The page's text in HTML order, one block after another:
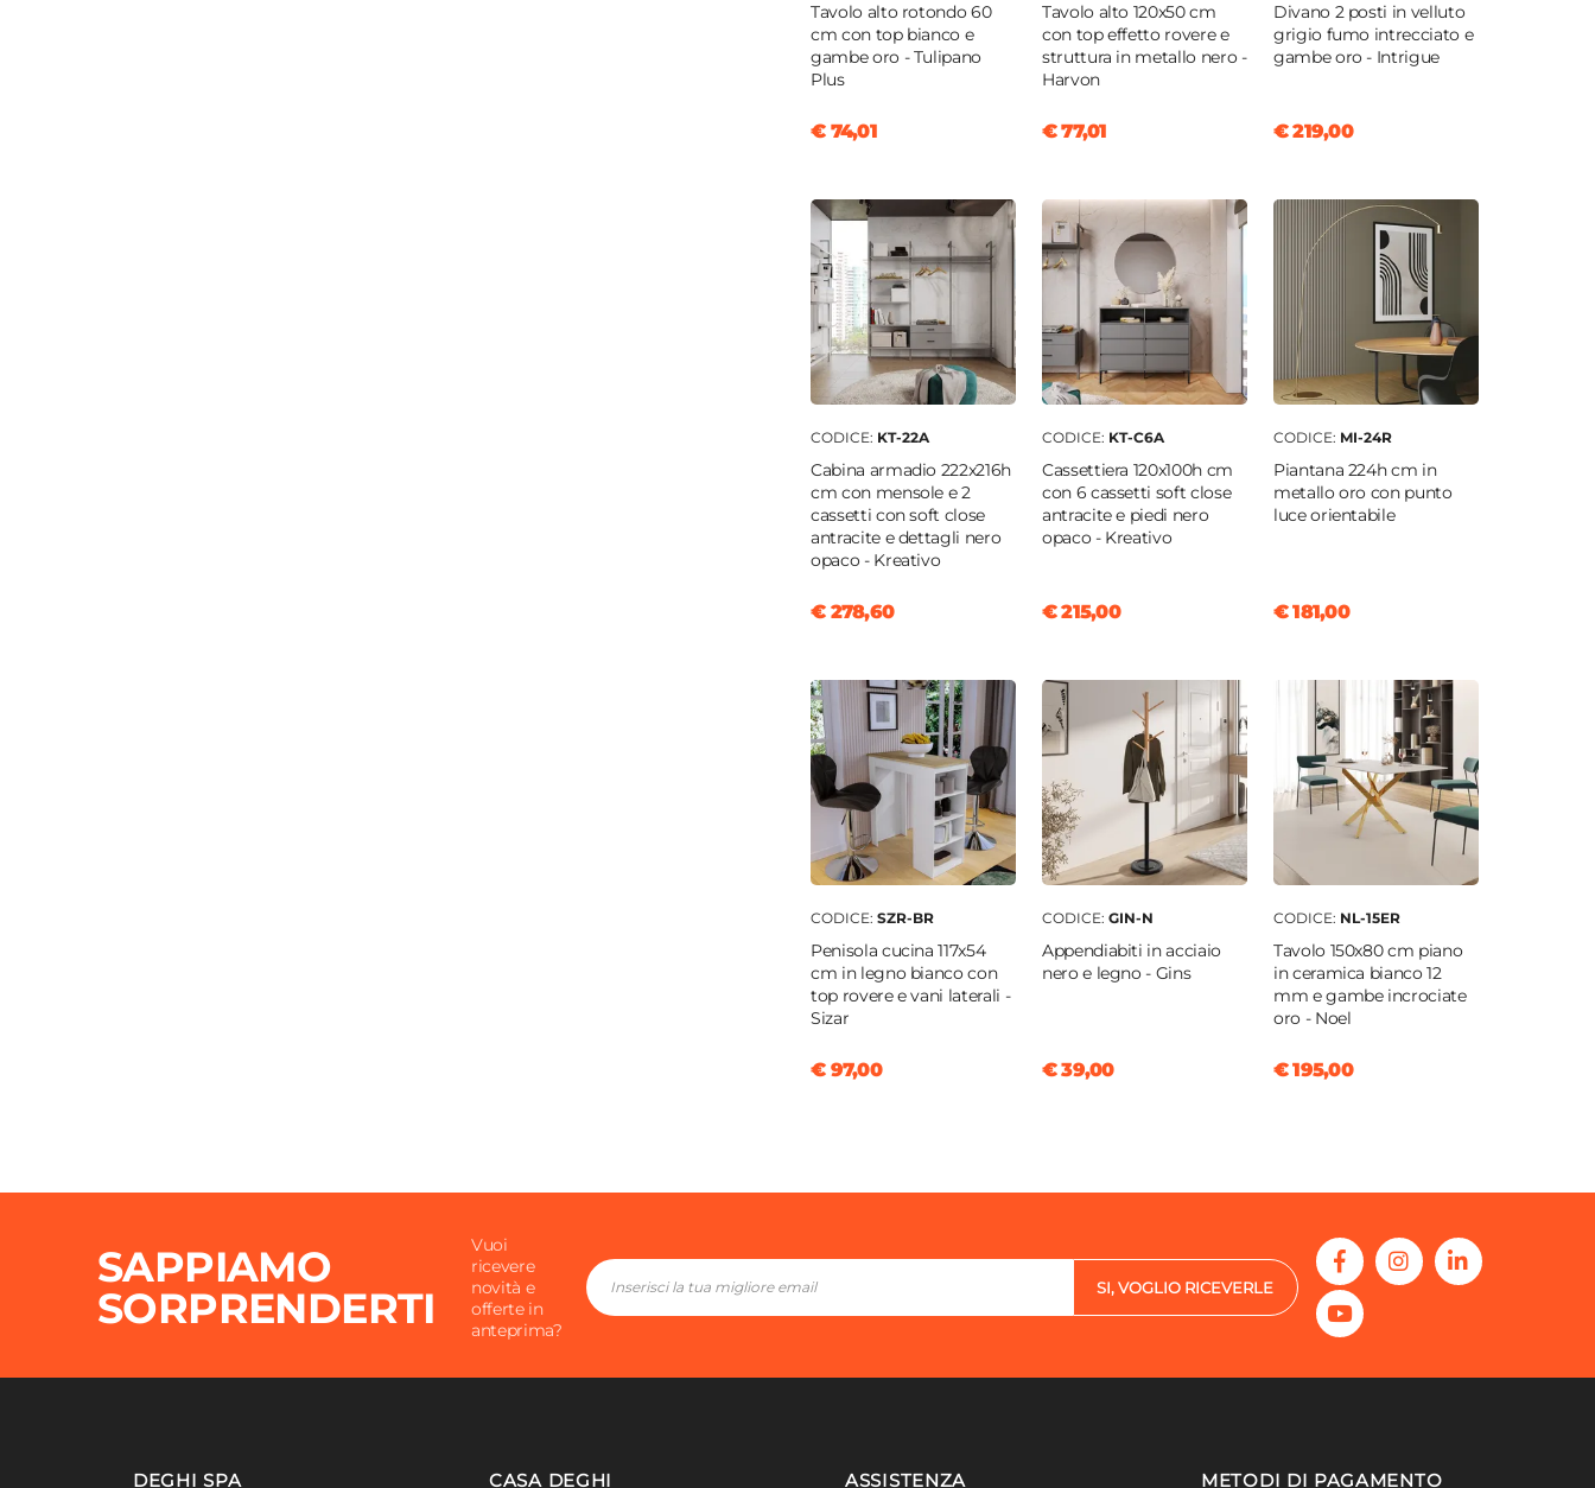
Tavolo alto rotondo 60
cm con top bianco e
gambe oro - Tulipano
Plus
€ 74,01
Tavolo alto 120x50 cm
con top effetto rovere e
struttura in metallo nero -
Harvon
€ 77,01
Divano 2 posti in velluto
grigio fumo intrecciato e
gambe oro - Intrigue
€ 219,00
CODICE: KT-22A
Cabina armadio 222x216h
cm con mensole e 2
cassetti con soft close
antracite e dettagli nero
opaco - Kreativo
€ 278,60
CODICE: KT-C6A
Cassettiera 120x100h cm
con 6 cassetti soft close
antracite e piedi nero
opaco - Kreativo
€ 215,00
CODICE: MI-24R
Piantana 224h cm in
metallo oro con punto
luce orientabile
€ 181,00
CODICE: SZR-BR
Penisola cucina 117x54
cm in legno bianco con
top rovere e vani laterali -
Sizar
€ 97,00
CODICE: GIN-N
Appendiabiti in acciaio
nero e legno - Gins
€ 39,00
CODICE: NL-15ER
Tavolo 150x80 cm piano
in ceramica bianco 12
mm e gambe incrociate
oro - Noel
€ 195,00
SAPPIAMO
SORPRENDERTI
Vuoi
ricevere
novità e
offerte in
anteprima?
SI, VOGLIO RICEVERLE
DEGHI SPA CASA DEGHI ASSISTENZA METODI DI PAGAMENTO